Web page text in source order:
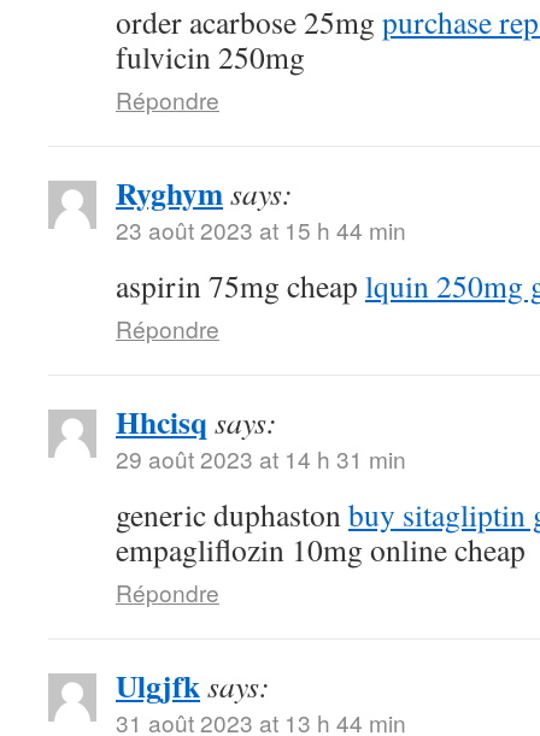
order acarbose 25mg purchase
fulvicin 250mg
Répondre
Ryghymsays:
23 août 2023 at 15 h 44 min
aspirin 75mg cheap lquin 250mg
Répondre
Hhcisq says:
29 août 2023 at 14 h 31 min
generic duphastonbuy sitagliptin
empagliflozin 10mg online cheap
Répondre
Ulgjfksays:
31 août 2023 at 13 h 44 min